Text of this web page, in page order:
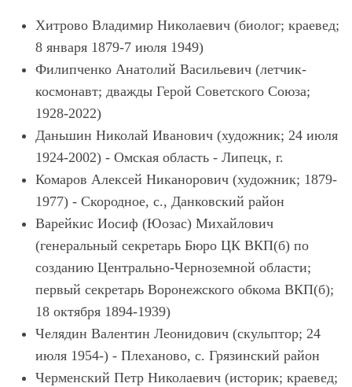
Хитрово Владимир Николаевич (биолог; краевед;
8 января 1879-7 июля 1949)
Филипченко Анатолий Васильевич (летчик-
космонавт; дважды Герой Советского Союза;
1928-2022)
Даньшин Николай Иванович (художник; 24 июля
1924-2002) - Омская область - Липецк, г.
Комаров Алексей Никанорович (художник; 1879-
1977) - Скородное, с., Данковский район
Варейкис Иосиф (Юозас) Михайлович
(генеральный секретарь Бюро ЦК ВКП(б) по
созданию Центрально-Черноземной области;
первый секретарь Воронежского обкома ВКП(б);
18 октября 1894-1939)
Челядин Валентин Леонидович (скульптор; 24
июля 1954-) - Плеханово, с. Грязинский район
Черменский Петр Николаевич (историк; краевед;